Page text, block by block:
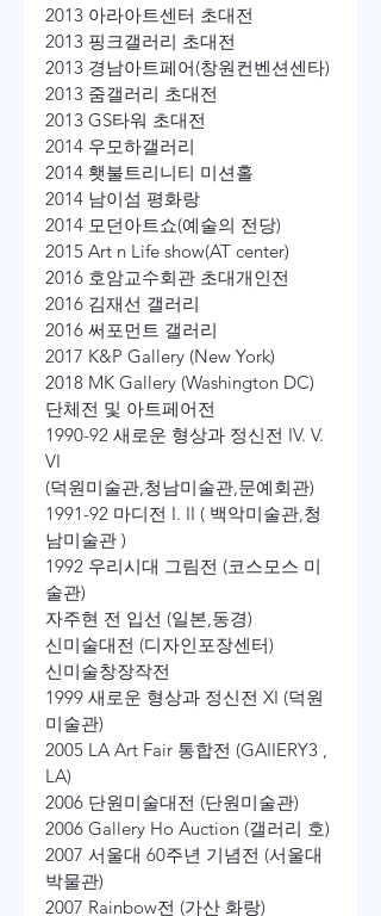
2013 아라아트센터 초대전
2013 핑크갤러리 초대전
2013 경남아트페어(창원컨벤션센타)
2013 줌갤러리 초대전
2013 GS타워 초대전
2014 우모하갤러리
2014 횃불트리니티 미션홀
2014 남이섬 평화랑
2014 모던아트쇼(예술의 전당)
2015 Art n Life show(AT center)
2016 호암교수회관 초대개인전
2016 김재선 갤러리
2016 써포먼트 갤러리
2017 K&P Gallery (New York)
2018 MK Gallery (Washington DC)
단체전 및 아트페어전
1990-92 새로운 형상과 정신전 IV. V.
VI
(덕원미술관,청남미술관,문예회관)
1991-92 마디전 I. II ( 백악미술관,청
남미술관 )
1992 우리시대 그림전 (코스모스 미
술관)
자주현 전 입선 (일본,동경)
신미술대전 (디자인포장센터)
신미술창장작전
1999 새로운 형상과 정신전 XI (덕원
미술관)
2005 LA Art Fair 통합전 (GAIIERY3 ,
LA)
2006 단원미술대전 (단원미술관)
2006 Gallery Ho Auction (갤러리 호)
2007 서울대 60주년 기념전 (서울대
박물관)
2007 Rainbow전 (가산 화랑)